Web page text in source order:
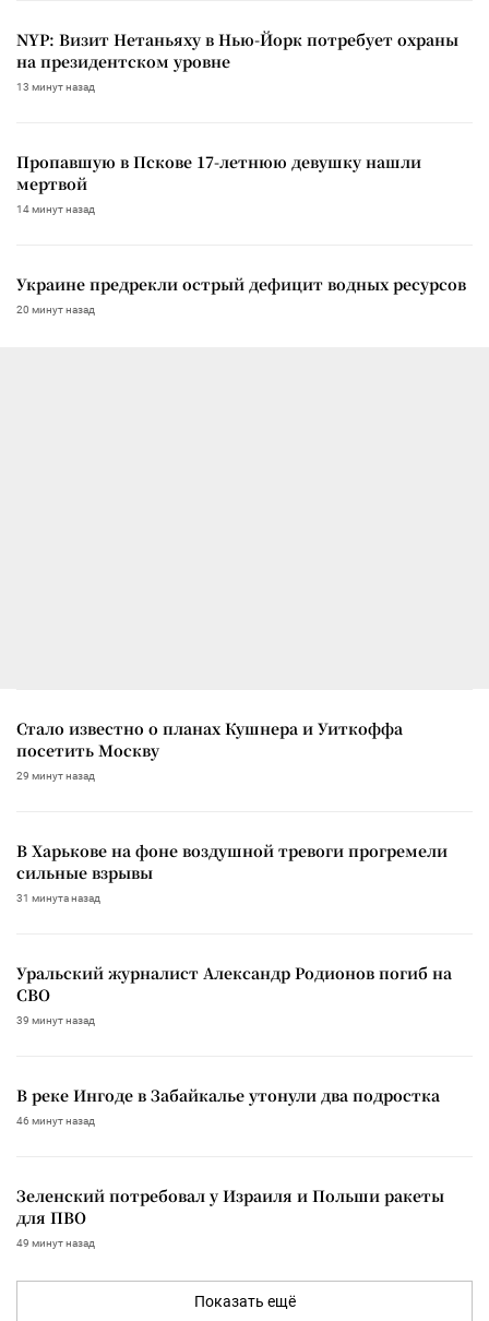
NYP: Визит Нетаньяху в Нью-Йорк потребует охраны
на президентском уровне
13 минут назад
Пропавшую в Пскове 17-летнюю девушку нашли
мертвой
14 минут назад
Украине предрекли острый дефицит водных ресурсов
20 минут назад
Стало известно о планах Кушнера и Уиткоффа
посетить Москву
29 минут назад
В Харькове на фоне воздушной тревоги прогремели
сильные взрывы
31 минута назад
Уральский журналист Александр Родионов погиб на
СВО
39 минут назад
В реке Ингоде в Забайкалье утонули два подростка
46 минут назад
Зеленский потребовал у Израиля и Польши ракеты
для ПВО
49 минут назад
Показать ещё